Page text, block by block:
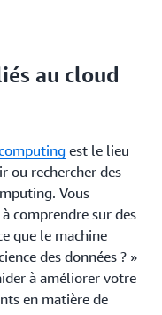
au cloud
est le lieu
ou rechercher des
Vous
comprendre sur des
que le machine
des données ? »
à améliorer votre
en matière de